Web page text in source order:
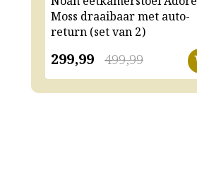
Moss draaibaar met auto-
return (set van 2)
499,99
299,99